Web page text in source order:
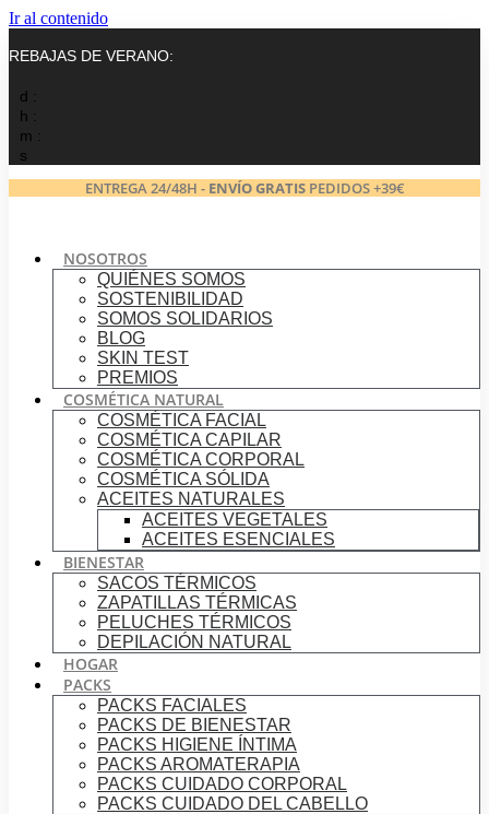
Ir al contenido
REBAJAS DE VERANO:
d :
h :
m :
s
ENTREGA 24/48H - ENVÍO GRATISPEDIDOS +39€
NOSOTROS
QUIÉNES SOMOS
SOSTENIBILIDAD
SOMOS SOLIDARIOS
BLOG
SKIN TEST
PREMIOS
COSMÉTICA NATURAL
COSMÉTICA FACIAL
COSMÉTICA CAPILAR
COSMÉTICA CORPORAL
COSMÉTICA SÓLIDA
ACEITES NATURALES
ACEITES VEGETALES
ACEITES ESENCIALES
BIENESTAR
SACOS TÉRMICOS
ZAPATILLAS TÉRMICAS
PELUCHES TÉRMICOS
DEPILACIÓN NATURAL
HOGAR
PACKS
PACKS FACIALES
PACKS DE BIENESTAR
PACKS HIGIENE ÍNTIMA
PACKS AROMATERAPIA
PACKS CUIDADO CORPORAL
PACKS CUIDADO DEL CABELLO